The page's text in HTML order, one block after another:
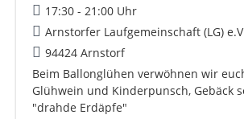
17:30 - 21:00 Uhr
Arnstorfer Laufgemeinschaft (LG)
94424 Arnstorf
Beim Ballonglühen verwöhnen wir
Glühwein und Kinderpunsch, Gebäck
"drahde Erdäpfe"